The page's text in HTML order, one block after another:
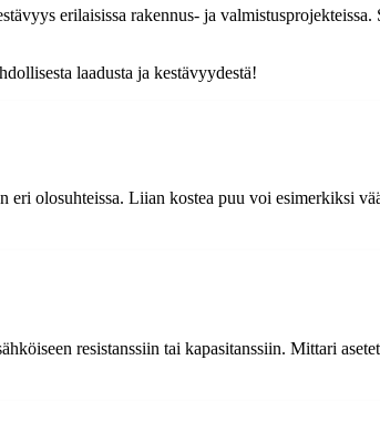
erilaisissa rakennus- ja valmistusprojekteissa.
laadusta ja kestävyydestä!
eri olosuhteissa. Liian kostea puu voi esimerkiksi
resistanssiin tai kapasitanssiin. Mittari